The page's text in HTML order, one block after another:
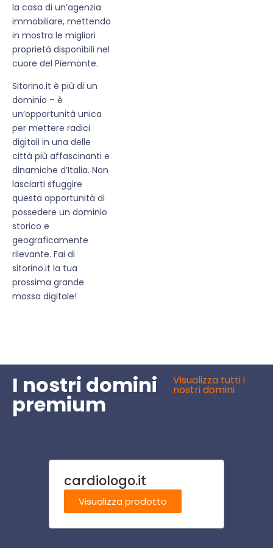
la casa di un’agenzia
immobiliare, mettendo
in mostra le migliori
proprietà disponibili nel
cuore del Piemonte.
Sitorino.it è più di un
dominio – è
un’opportunità unica
per mettere radici
digitali in una delle
città più affascinanti e
dinamiche d’Italia. Non
lasciarti sfuggire
questa opportunità di
possedere un dominio
storico e
geograficamente
rilevante. Fai di
sitorino.it la tua
prossima grande
mossa digitale!
I nostri domini
premium
Visualizza tutti i
nostri domini
cardiologo.it
Visualizza prodotto